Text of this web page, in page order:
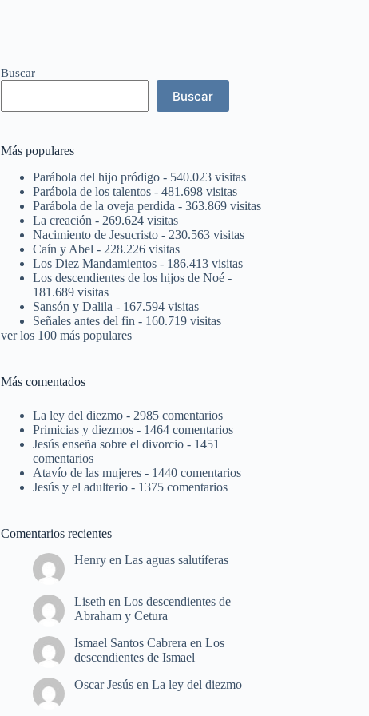
Buscar
Buscar
Más populares
Parábola del hijo pródigo - 540.023 visitas
Parábola de los talentos - 481.698 visitas
Parábola de la oveja perdida - 363.869 visitas
La creación - 269.624 visitas
Nacimiento de Jesucristo - 230.563 visitas
Caín y Abel - 228.226 visitas
Los Diez Mandamientos - 186.413 visitas
Los descendientes de los hijos de Noé -
181.689 visitas
Sansón y Dalila - 167.594 visitas
Señales antes del fin - 160.719 visitas
ver los 100 más populares
Más comentados
La ley del diezmo - 2985 comentarios
Primicias y diezmos - 1464 comentarios
Jesús enseña sobre el divorcio - 1451
comentarios
Atavío de las mujeres - 1440 comentarios
Jesús y el adulterio - 1375 comentarios
Comentarios recientes
Henry enLas aguas salutíferas
Liseth enLos descendientes de
Abraham y Cetura
Ismael Santos Cabrera enLos
descendientes de Ismael
Oscar Jesús enLa ley del diezmo